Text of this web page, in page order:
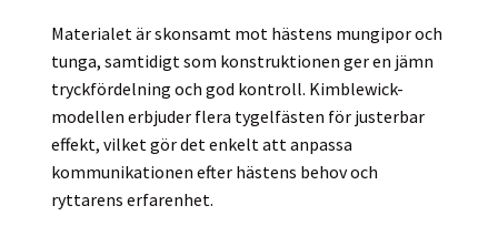
Materialet är skonsamt mot hästens mungipor och
tunga, samtidigt som konstruktionen ger en jämn
tryckfördelning och god kontroll. Kimblewick-
modellen erbjuder flera tygelfästen för justerbar
effekt, vilket gör det enkelt att anpassa
kommunikationen efter hästens behov och
ryttarens erfarenhet.